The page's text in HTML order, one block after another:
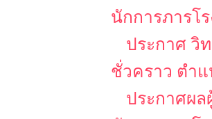
นักการภารโร
ประกาศ วิ
ชั่วคราว ตำแ
ประกาศผ